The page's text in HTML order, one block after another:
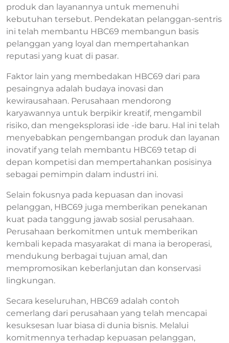
produk dan layanannya untuk memenuhi
kebutuhan tersebut. Pendekatan pelanggan-sentris
ini telah membantu HBC69 membangun basis
pelanggan yang loyal dan mempertahankan
reputasi yang kuat di pasar.
Faktor lain yang membedakan HBC69 dari para
pesaingnya adalah budaya inovasi dan
kewirausahaan. Perusahaan mendorong
karyawannya untuk berpikir kreatif, mengambil
risiko, dan mengeksplorasi ide -ide baru. Hal ini telah
menyebabkan pengembangan produk dan layanan
inovatif yang telah membantu HBC69 tetap di
depan kompetisi dan mempertahankan posisinya
sebagai pemimpin dalam industri ini.
Selain fokusnya pada kepuasan dan inovasi
pelanggan, HBC69 juga memberikan penekanan
kuat pada tanggung jawab sosial perusahaan.
Perusahaan berkomitmen untuk memberikan
kembali kepada masyarakat di mana ia beroperasi,
mendukung berbagai tujuan amal, dan
mempromosikan keberlanjutan dan konservasi
lingkungan.
Secara keseluruhan, HBC69 adalah contoh
cemerlang dari perusahaan yang telah mencapai
kesuksesan luar biasa di dunia bisnis. Melalui
komitmennya terhadap kepuasan pelanggan,